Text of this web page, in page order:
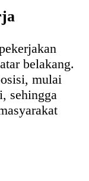
belakang.
mulai
sehingga